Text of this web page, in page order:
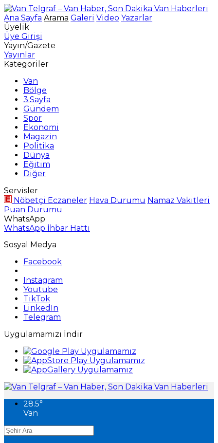
Ana Sayfa Arama Galeri Video Yazarlar
Üyelik
Üye Girişi
Yayın/Gazete
Yayınlar
Kategoriler
Van
Bölge
3.Sayfa
Gündem
Spor
Ekonomi
Magazin
Politika
Dünya
Eğitim
Diğer
Servisler
Nöbetçi Eczaneler Hava Durumu Namaz Vakitleri
Puan Durumu
WhatsApp
WhatsApp İhbar Hattı
Sosyal Medya
Facebook
Instagram
Youtube
TikTok
LinkedIn
Telegram
Uygulamamızı İndir
28.5°
Van